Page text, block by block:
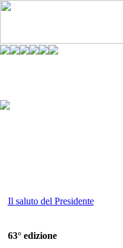
Il saluto del Presidente
63° edizione